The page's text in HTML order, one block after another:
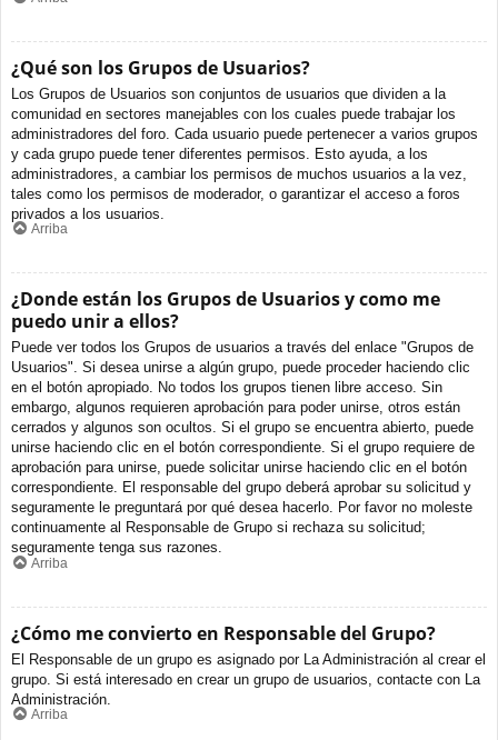
¿Qué son los Grupos de Usuarios?
Los Grupos de Usuarios son conjuntos de usuarios que dividen a la
comunidad en sectores manejables con los cuales puede trabajar los
administradores del foro. Cada usuario puede pertenecer a varios grupos
y cada grupo puede tener diferentes permisos. Esto ayuda, a los
administradores, a cambiar los permisos de muchos usuarios a la vez,
tales como los permisos de moderador, o garantizar el acceso a foros
privados a los usuarios.
Arriba
¿Donde están los Grupos de Usuarios y como me
puedo unir a ellos?
Puede ver todos los Grupos de usuarios a través del enlace "Grupos de
Usuarios". Si desea unirse a algún grupo, puede proceder haciendo clic
en el botón apropiado. No todos los grupos tienen libre acceso. Sin
embargo, algunos requieren aprobación para poder unirse, otros están
cerrados y algunos son ocultos. Si el grupo se encuentra abierto, puede
unirse haciendo clic en el botón correspondiente. Si el grupo requiere de
aprobación para unirse, puede solicitar unirse haciendo clic en el botón
correspondiente. El responsable del grupo deberá aprobar su solicitud y
seguramente le preguntará por qué desea hacerlo. Por favor no moleste
continuamente al Responsable de Grupo si rechaza su solicitud;
seguramente tenga sus razones.
Arriba
¿Cómo me convierto en Responsable del Grupo?
El Responsable de un grupo es asignado por La Administración al crear el
grupo. Si está interesado en crear un grupo de usuarios, contacte con La
Administración.
Arriba